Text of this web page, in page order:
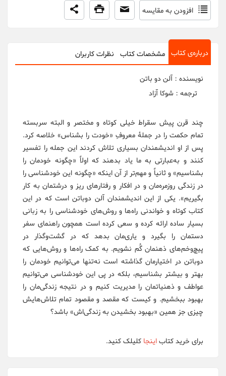
افزودن به مقایسه
درباره‌ی کتاب مشخصات کتاب نظرات کاربران
نویسنده : آلن دو باتن
ترجمه : شوکا آزاد
چند قرن پیش سقراط خیلی کوتاه و مختصر و البته سربسته
تمام حکمت را در جملۀ معروفِ «خودت را بشناس» خلاصه کرد.
پس از او اندیشمندان بسیاری تلاش کردند این جمله را تفسیر
کنند و به‌عبارتی به ما یاد بدهند که اولاً «چگونه خودمان را
بشناسیم» و ثانیاً و مهم‌تر از آن اینکه «چگونه این خودشناسی را
در زندگی روزمره‌مان و در افکار و رفتارهای ریز و درشتمان به کار
بگیریم». یکی از این اندیشمندان آلن دوباتن است که در این
کتاب کوتاه و خواندنی راه‌ها و روش‌های خودشناسی را به زبانی
بسیار ساده ارائه کرده و سعی کرده است همچون راهنمای سفر
دستمان را بگیرد و یاری‌مان بدهد که در گشت‌وگذار در
پیچ‌وخم‌های ذهنمان گُم نشویم. به کمک راه‌ها و روش‌هایی که
دوباتن در اختیارمان گذاشته است نه‌تنها می‌توانیم خودمان را
بهتر و بیشتر بشناسیم، بلکه در پی این خودشناسی می‌توانیم
عواطف و ذهنیاتمان را مدیریت کنیم و در نتیجه زندگی‌مان را
بهبود ببخشیم. و کیست که مقصد و مقصود تمام تلاش‌هایش
چیزی جز همین «بهبود بخشیدن به زندگی‌اش» باشد؟
برای خرید کتاباینجا کلیلک کنید.